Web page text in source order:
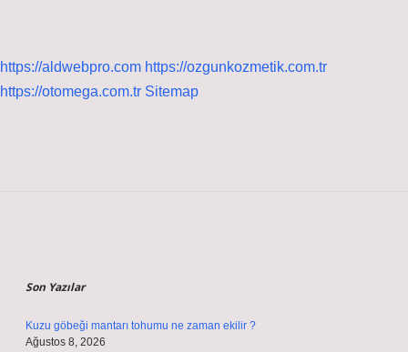
https://aldwebpro.com https://ozgunkozmetik.com.tr
https://otomega.com.tr Sitemap
Son Yazılar
Kuzu göbeği mantarı tohumu ne zaman ekilir ?
Ağustos 8, 2026